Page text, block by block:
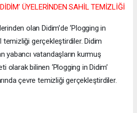
ÜYELERİNDEN SAHİL TEMİZLİĞİ
olan Didim’de ‘Plogging in
temizliği gerçekleştirdiler. Didim
yabancı vatandaşların kurmuş
olarak bilinen ‘Plogging in Didim’
çevre temizliği gerçekleştirdiler.